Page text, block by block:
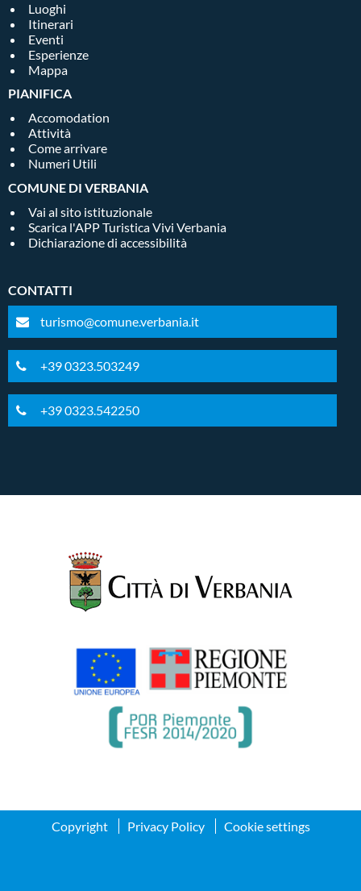
Luoghi
Itinerari
Eventi
Esperienze
Mappa
PIANIFICA
Accomodation
Attività
Come arrivare
Numeri Utili
COMUNE DI VERBANIA
Vai al sito istituzionale
Scarica l'APP Turistica Vivi Verbania
Dichiarazione di accessibilità
CONTATTI
turismo@comune.verbania.it
+39 0323.503249
+39 0323.542250
Copyright Privacy Policy Cookie settings